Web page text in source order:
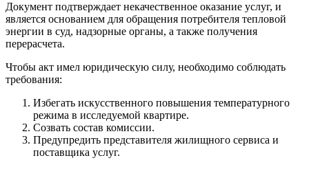
Документ подтверждает некачественное оказание услуг, и
является основанием для обращения потребителя тепловой
энергии в суд, надзорные органы, а также получения
перерасчета.
Чтобы акт имел юридическую силу, необходимо соблюдать
требования:
Избегать искусственного повышения температурного
режима в исследуемой квартире.
Созвать состав комиссии.
Предупредить представителя жилищного сервиса и
поставщика услуг.